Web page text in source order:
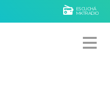
ESCUCHÁ
MKTRADIO